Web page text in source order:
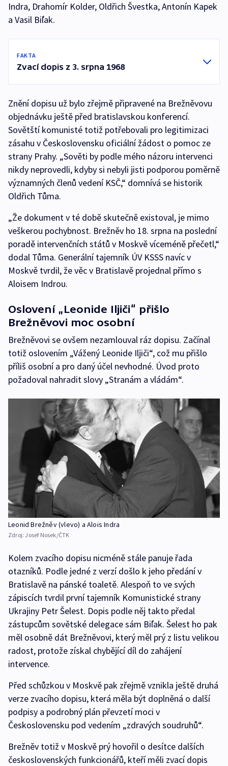
Indra, Drahomír Kolder, Oldřich Švestka, Antonín Kapek
a Vasil Biľak.
FAKTA
Zvací dopis z 3. srpna 1968
Znění dopisu už bylo zřejmě připravené na Brežněvovu
objednávku ještě před bratislavskou konferencí.
Sovětští komunisté totiž potřebovali pro legitimizaci
zásahu v Československu oficiální žádost o pomoc ze
strany Prahy. „Sověti by podle mého názoru intervenci
nikdy neprovedli, kdyby si nebyli jisti podporou poměrně
významných členů vedení KSČ,“ domnívá se historik
Oldřich Tůma.
„Že dokument v té době skutečně existoval, je mimo
veškerou pochybnost. Brežněv ho 18. srpna na poslední
poradě intervenčních států v Moskvě víceméně přečetl,“
dodal Tůma. Generální tajemník ÚV KSSS navíc v
Moskvě tvrdil, že věc v Bratislavě projednal přímo s
Aloisem Indrou.
Oslovení „Leonide Iljiči“ přišlo
Brežněvovi moc osobní
Brežněvovi se ovšem nezamlouval ráz dopisu. Začínal
totiž oslovením „Vážený Leonide Iljiči“, což mu přišlo
příliš osobní a pro daný účel nevhodné. Úvod proto
požadoval nahradit slovy „Stranám a vládám“.
Leonid Brežněv (vlevo) a Alois Indra
Zdroj: Josef Nosek/ČTK
Kolem zvacího dopisu nicméně stále panuje řada
otazníků. Podle jedné z verzí došlo k jeho předání v
Bratislavě na pánské toaletě. Alespoň to ve svých
zápiscích tvrdil první tajemník Komunistické strany
Ukrajiny Petr Šelest. Dopis podle něj takto předal
zástupcům sovětské delegace sám Biľak. Šelest ho pak
měl osobně dát Brežněvovi, který měl prý z listu velikou
radost, protože získal chybějící díl do zahájení
intervence.
Před schůzkou v Moskvě pak zřejmě vznikla ještě druhá
verze zvacího dopisu, která měla být doplněná o další
podpisy a podrobný plán převzetí moci v
Československu pod vedením „zdravých soudruhů“.
Brežněv totiž v Moskvě prý hovořil o desítce dalších
československých funkcionářů, kteří měli zvací dopis